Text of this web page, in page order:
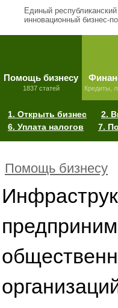
Единый республиканский
инновационный бизнес-
Помощь бизнесу
1837 статей Кредиты,
1. Открыть бизнес 2.
6. Уплата налогов
7.
Помощь бизнесу